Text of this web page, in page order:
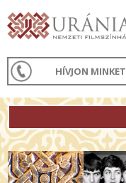
HÍVJON MINKET